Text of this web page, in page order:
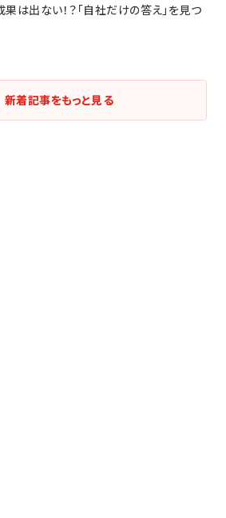
は出ない！？「自社だけの答え」を見つ
新着記事をもっと見る